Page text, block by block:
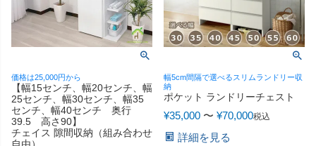
価格は25,000円から
【幅15センチ、幅20センチ、幅
25センチ、幅30センチ、幅35
センチ、幅40センチ 奥行
39.5 高さ90】
チェイス 隙間収納（組み合わせ
幅5cm間隔で選べるスリムランドリー収
納
ポケット ランドリーチェスト
¥35,000 〜 ¥70,000税込
詳細を見る